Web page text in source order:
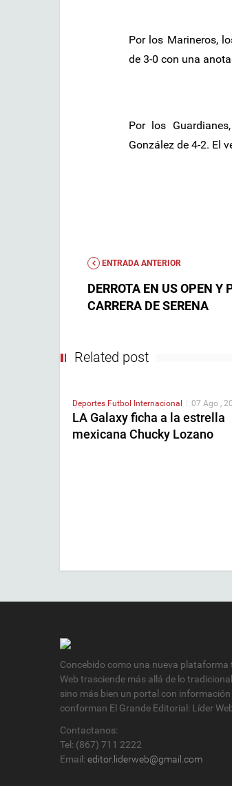
Por los Marineros,
de 3-0 con una
Por los
González de 4-2. El
ENTRADA ANTERIOR
DERROTA EN US OPEN Y
CARRERA DE SERENA
Related post
Deportes Futbol Internacional | 07 Ago ,
LA Galaxy ficha a la estrella
mexicana Chucky Lozano
Concebido como una nueva
Web trasciende más allá de lo
sino más bien un portal con
conforman El Grande Editorial: Líder
Contactanos:
Tel: (867) 711 2222
Email: editor.liderweb@gmail.com